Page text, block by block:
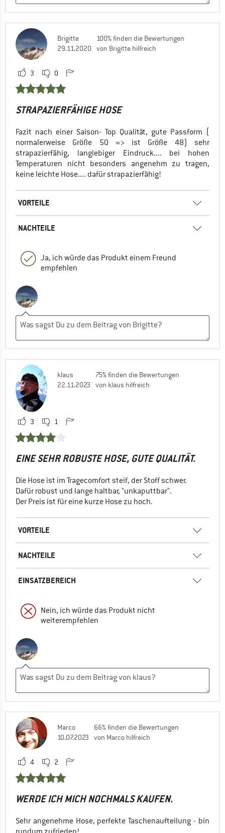
Brigitte
29.11.2020
100% finden die Bewertungen
von Brigitte hilfreich
3 0
STRAPAZIERFÄHIGE HOSE
Fazit nach einer Saison- Top Qualität, gute Passform (
normalerweise Größe 50 => ist Größe 48) sehr
strapazierfähig, langlebiger Eindruck.... bei hohen
Temperaturen nicht besonders angenehm zu tragen,
keine leichte Hose.... dafür strapazierfähig!
VORTEILE
NACHTEILE
Ja, ich würde das Produkt einem Freund
empfehlen
klaus
22.11.2023
75% finden die Bewertungen
von klaus hilfreich
3 1
EINE SEHR ROBUSTE HOSE, GUTE QUALITÄT.
Die Hose ist im Tragecomfort steif, der Stoff schwer.
Dafür robust und lange haltbar, "unkaputtbar".
Der Preis ist für eine kurze Hose zu hoch.
VORTEILE
NACHTEILE
EINSATZBEREICH
Nein, ich würde das Produkt nicht
weiterempfehlen
Marco
10.07.2023
66% finden die Bewertungen
von Marco hilfreich
4 2
WERDE ICH MICH NOCHMALS KAUFEN.
Sehr angenehme Hose, perfekte Taschenaufteilung - bin